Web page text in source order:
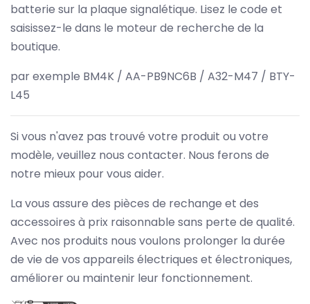
batterie sur la plaque signalétique. Lisez le code et
saisissez-le dans le moteur de recherche de la
boutique.
par exemple BM4K / AA-PB9NC6B / A32-M47 / BTY-
L45
Si vous n'avez pas trouvé votre produit ou votre
modèle, veuillez nous contacter. Nous ferons de
notre mieux pour vous aider.
La vous assure des pièces de rechange et des
accessoires à prix raisonnable sans perte de qualité.
Avec nos produits nous voulons prolonger la durée
de vie de vos appareils électriques et électroniques,
améliorer ou maintenir leur fonctionnement.